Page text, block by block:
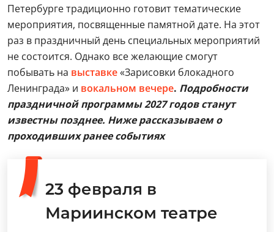
Петербурге традиционно готовит тематические
мероприятия, посвященные памятной дате. На этот
раз в праздничный день специальных мероприятий
не состоится. Однако все желающие смогут
побывать на выставке«Зарисовки блокадного
Ленинграда» и вокальном вечере. Подробности
праздничной программы 2027 годов станут
известны позднее. Ниже рассказываем о
проходивших ранее событиях
23 февраля в
Мариинском театре